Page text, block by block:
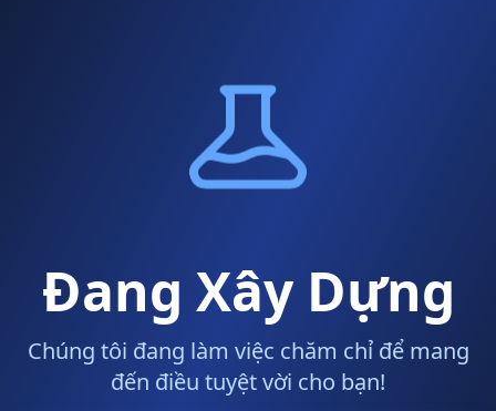
Đang Xây Dựng
Chúng tôi đang làm việc chăm chỉ để mang
đến điều tuyệt vời cho bạn!